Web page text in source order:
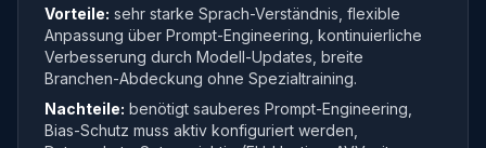
Vorteile: sehr starke Sprach-Verständnis, flexible
Anpassung über Prompt-Engineering, kontinuierliche
Verbesserung durch Modell-Updates, breite
Branchen-Abdeckung ohne Spezialtraining.
Nachteile: benötigt sauberes Prompt-Engineering,
Bias-Schutz muss aktiv konfiguriert werden,